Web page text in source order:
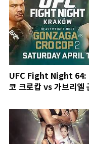
UFC Fight Night 64:
코 크로캅 vs 가브리엘